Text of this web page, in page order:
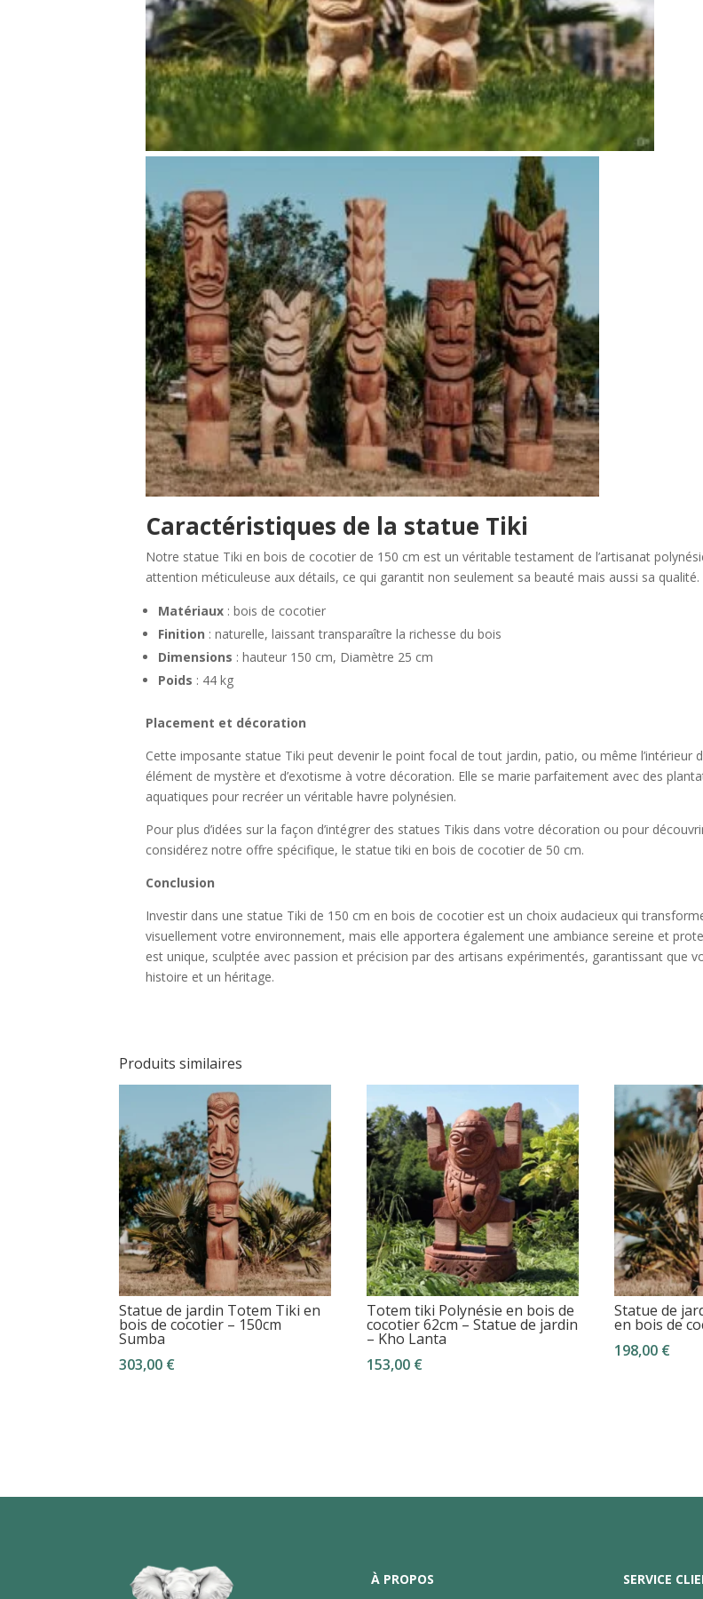
Caractéristiques de la statue Tiki
Notre statue Tiki en bois de cocotier de 150 cm est un véritable testament de l’artisanat
attention méticuleuse aux détails, ce qui garantit non seulement sa beauté mais aussi sa qualité.
Matériaux : bois de cocotier
Finition : naturelle, laissant transparaître la richesse du bois
Dimensions : hauteur 150 cm, Diamètre 25 cm
Poids : 44 kg
Placement et décoration
Cette imposante statue Tiki peut devenir le point focal de tout jardin, patio, ou même l’intérieur
élément de mystère et d’exotisme à votre décoration. Elle se marie parfaitement avec des
aquatiques pour recréer un véritable havre polynésien.
Pour plus d’idées sur la façon d’intégrer des statues Tikis dans votre décoration ou pour
considérez notre offre spécifique, le statue tiki en bois de cocotier de 50 cm.
Conclusion
Investir dans une statue Tiki de 150 cm en bois de cocotier est un choix audacieux qui
visuellement votre environnement, mais elle apportera également une ambiance sereine et
est unique, sculptée avec passion et précision par des artisans expérimentés, garantissant que
histoire et un héritage.
Produits similaires
Statue de jardin Totem Tiki en
bois de cocotier – 150cm
Sumba
303,00 €
Totem tiki Polynésie en bois de
cocotier 62cm – Statue de jardin
– Kho Lanta
153,00 €
Statue de
en bois de
198,00 €
À PROPOS SERVICE